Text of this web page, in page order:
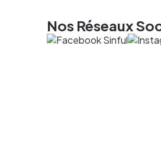
Nos Réseaux